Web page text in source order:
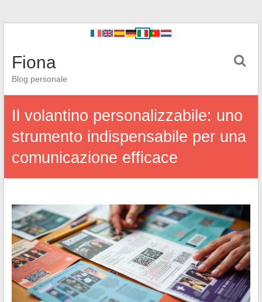
Fiona
Blog personale
Il volantino personalizzabile: uno
strumento indispensabile per una
comunicazione efficace